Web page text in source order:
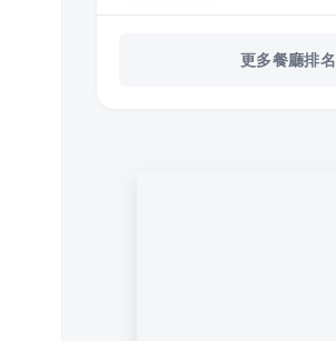
更多餐廳排名